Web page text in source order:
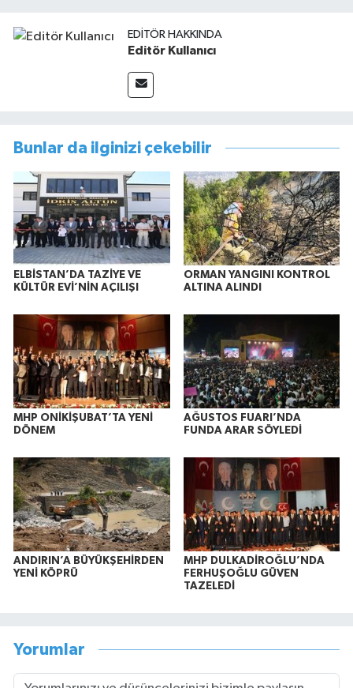
EDITÖR HAKKINDA
Editör Kullanıcı
Bunlar da ilginizi çekebilir
ELBİSTAN’DA TAZİYE VE
KÜLTÜR EVİ’NİN AÇILIŞI
ORMAN YANGINI KONTROL
ALTINA ALINDI
MHP ONİKİŞUBAT’TA YENİ
DÖNEM
AĞUSTOS FUARI’NDA
FUNDA ARAR SÖYLEDİ
ANDIRIN’A BÜYÜKŞEHİRDEN
YENİ KÖPRÜ
MHP DULKADİROĞLU’NDA
FERHUŞOĞLU GÜVEN
TAZELEDİ
Yorumlar